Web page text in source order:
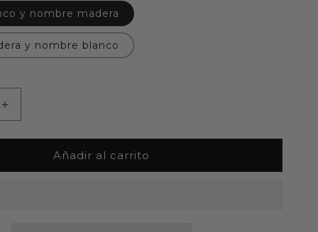
blanco y nombre madera
y nombre blanco
Aumentar
cantidad
para
navidad
Añadir al carrito